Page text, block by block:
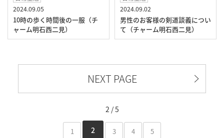
2024.09.05
10時の歩く時間後の一服（チ
ャーム明石西二見）
2024.09.02
男性のお客様の剣道談義につい
て（チャーム明石西二見）
NEXT PAGE
2 / 5
1 2 3 4 5